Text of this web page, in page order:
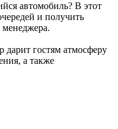
автомобиль? В этот
и получить
гостям атмосферу
а также